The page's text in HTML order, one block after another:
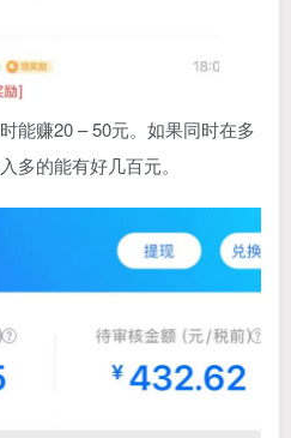
能赚20 – 50元。如果同时在多
多的能有好几百元。